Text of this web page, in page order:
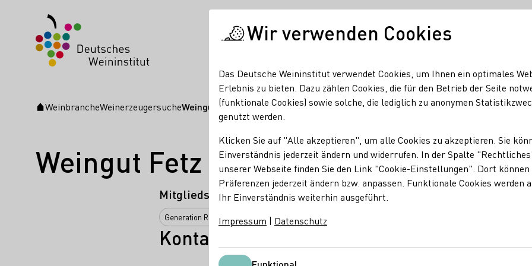
Startseite
WeinbrancheWeinerzeugersucheWeingut Fetz
Weingut Fetz
Mitgliedschaften
Generation Riesling
Kontakt
Wir verwenden Cookies
Das Deutsche Weininstitut verwendet Cookies, um Ihnen ein optimales
Erlebnis zu bieten. Dazu zählen Cookies, die für den Betrieb der Seite
(funktionale Cookies) sowie solche, die lediglich zu anonymen
genutzt werden.
Klicken Sie auf "Alle akzeptieren", um alle Cookies zu akzeptieren. Sie
Einverständnis jederzeit ändern und widerrufen. In der Spalte
unserer Webseite finden Sie den Link "Cookie-Einstellungen". Dort können
Präferenzen jederzeit ändern bzw. anpassen. Funktionale Cookies werden
Ihr Einverständnis weiterhin ausgeführt.
Impressum | Datenschutz